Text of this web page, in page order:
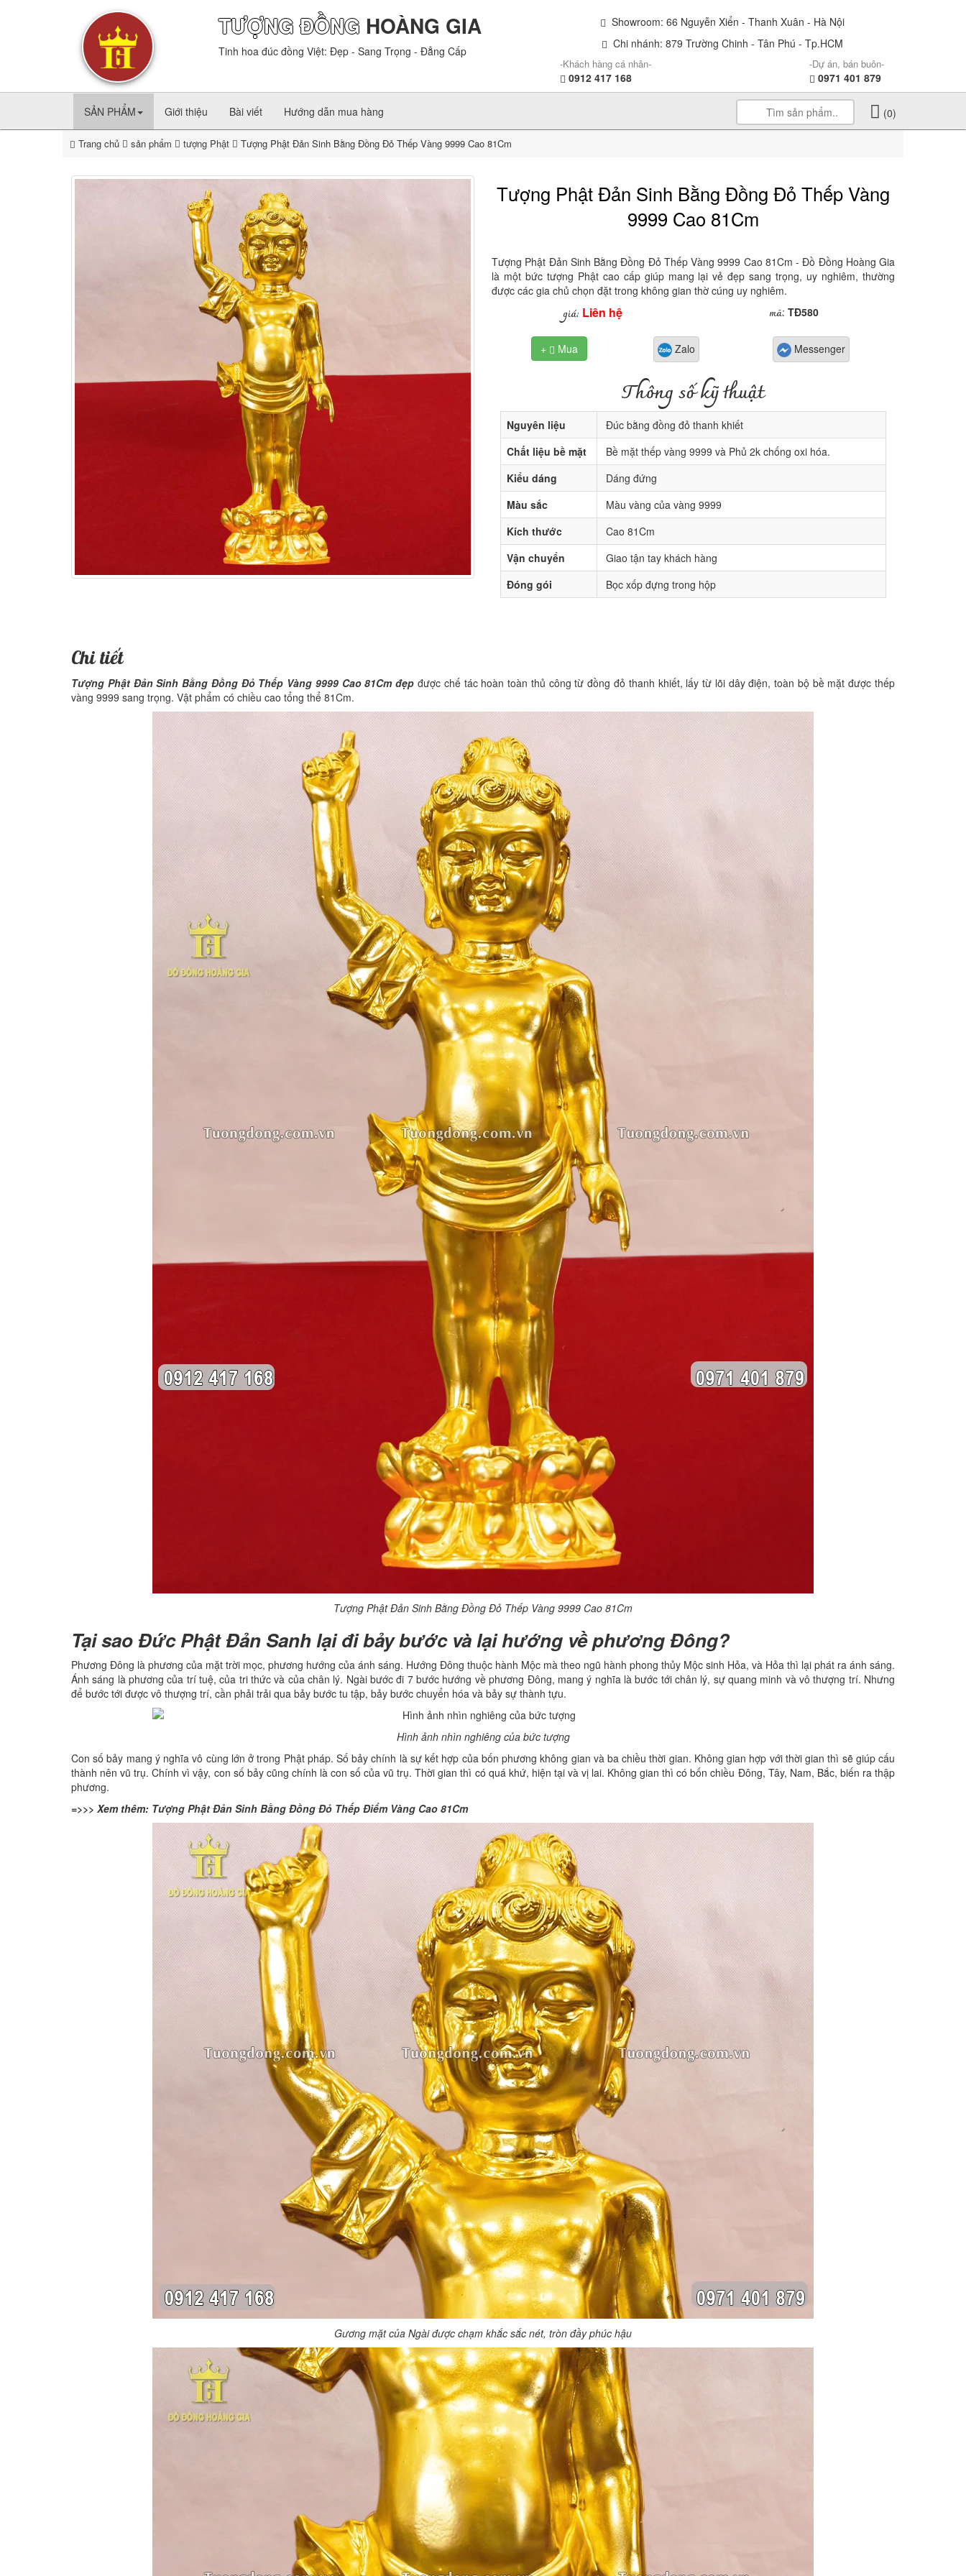
TƯỢNG ĐỒNG HOÀNG GIA
Tinh hoa đúc đồng Việt: Đẹp - Sang Trọng - Đẳng Cấp
Showroom: 66 Nguyễn Xiển - Thanh Xuân - Hà Nội
Chi nhánh: 879 Trường Chinh - Tân Phú - Tp.HCM
-Khách hàng cá nhân-
0912 417 168
-Dự án, bán buôn-
0971 401 879
SẢN PHẨM Giới thiệu Bài viết Hướng dẫn mua hàng (0)
Trang chủ sản phẩm tượng Phật Tượng Phật Đản Sinh Bằng Đồng Đỏ Thếp Vàng 9999 Cao 81Cm
Tượng Phật Đản Sinh Bằng Đồng Đỏ Thếp Vàng
9999 Cao 81Cm
Tượng Phật Đản Sinh Bằng Đồng Đỏ Thếp Vàng 9999 Cao 81Cm - Đồ Đồng Hoàng Gia
là một bức tượng Phật cao cấp giúp mang lại vẻ đẹp sang trọng, uy nghiêm, thường
được các gia chủ chọn đặt trong không gian thờ cúng uy nghiêm.
giá: Liên hệ mã:TĐ580
+  Mua Zalo Messenger
Thông số kỹ thuật
Nguyên liệu
Đúc bằng đồng đỏ thanh khiết
Chất liệu bề mặt
Bề mặt thếp vàng 9999 và Phủ 2k chống oxi hóa.
Kiểu dáng
Dáng đứng
Màu sắc
Màu vàng của vàng 9999
Kích thước
Cao 81Cm
Vận chuyển
Giao tận tay khách hàng
Đóng gói
Bọc xốp đựng trong hộp
Chi tiết
Tượng Phật Đản Sinh Bằng Đồng Đỏ Thếp Vàng 9999 Cao 81Cm đẹp được chế tác hoàn toàn thủ công từ đồng đỏ thanh khiết, lấy từ lõi dây điện, toàn bộ bề mặt được thếp
vàng 9999 sang trọng. Vật phẩm có chiều cao tổng thể 81Cm.
Tượng Phật Đản Sinh Bằng Đồng Đỏ Thếp Vàng 9999 Cao 81Cm
Tại sao Đức Phật Đản Sanh lại đi bảy bước và lại hướng về phương Đông?
Phương Đông là phương của mặt trời mọc, phương hướng của ánh sáng. Hướng Đông thuộc hành Mộc mà theo ngũ hành phong thủy Mộc sinh Hỏa, và Hỏa thì lại phát ra ánh sáng.
Ánh sáng là phương của trí tuệ, của tri thức và của chân lý. Ngài bước đi 7 bước hướng về phương Đông, mang ý nghĩa là bước tới chân lý, sự quang minh và vô thượng trí. Nhưng
để bước tới được vô thượng trí, cần phải trải qua bảy bước tu tập, bảy bước chuyển hóa và bảy sự thành tựu.
Hình ảnh nhìn nghiêng của bức tượng
Con số bảy mang ý nghĩa vô cùng lớn ở trong Phật pháp. Số bảy chính là sự kết hợp của bốn phương không gian và ba chiều thời gian. Không gian hợp với thời gian thì sẽ giúp cấu
thành nên vũ trụ. Chính vì vậy, con số bảy cũng chính là con số của vũ trụ. Thời gian thì có quá khứ, hiện tại và vị lai. Không gian thì có bốn chiều Đông, Tây, Nam, Bắc, biến ra thập
phương.
=>>> Xem thêm: Tượng Phật Đản Sinh Bằng Đồng Đỏ Thếp Điểm Vàng Cao 81Cm
Gương mặt của Ngài được chạm khắc sắc nét, tròn đầy phúc hậu